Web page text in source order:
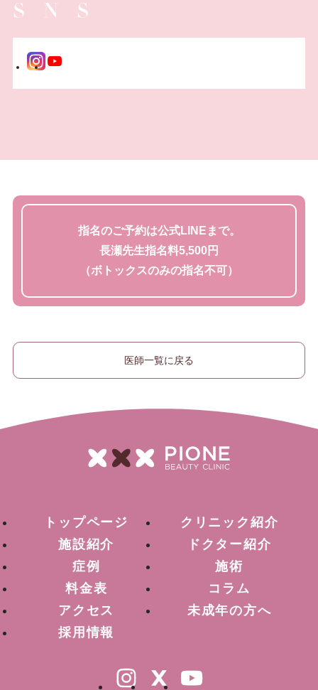
SNS
指名のご予約は公式LINEまで。
長瀬先生指名料5,500円
（ボトックスのみの指名不可）
医師一覧に戻る
トップページ
クリニック紹介
施設紹介
ドクター紹介
症例
施術
料金表
コラム
アクセス
未成年の方へ
採用情報